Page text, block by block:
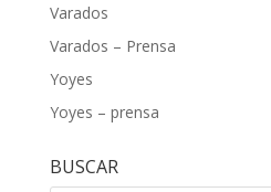
Varados
Varados – Prensa
Yoyes
Yoyes – prensa
BUSCAR